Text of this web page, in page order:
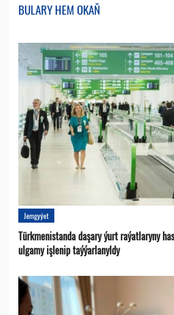
BULARY HEM OKAŇ
Jemgyýet
Türkmenistanda daşary ýurt raýatlaryny
ulgamy işlenip taýýarlanyldy